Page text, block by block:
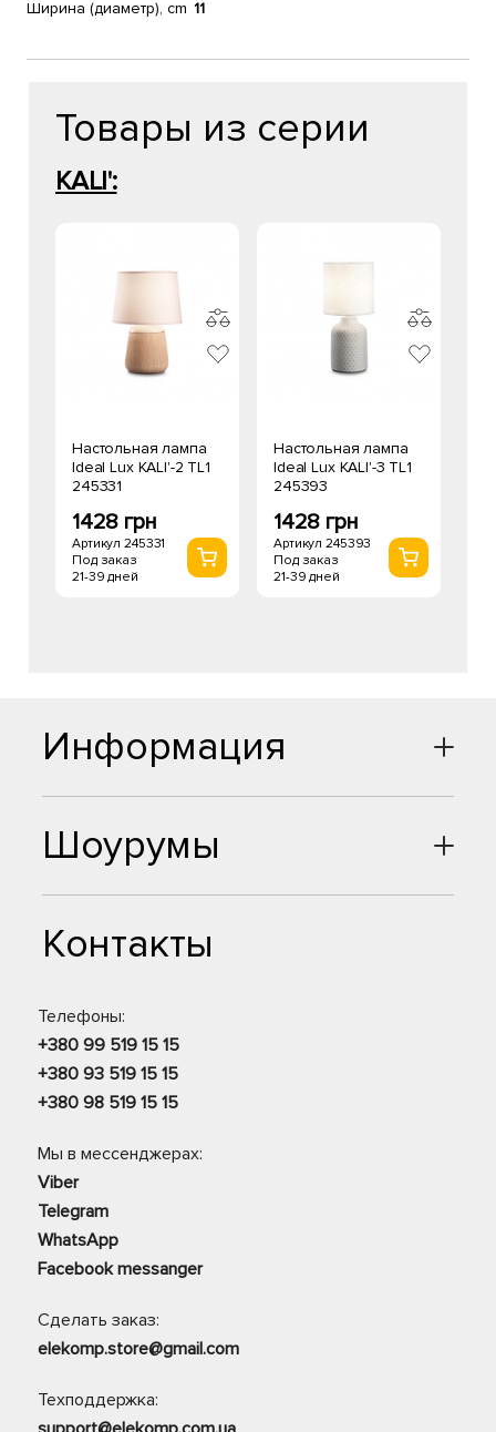
Ширина (диаметр), cm 11
Товары из серии
KALI':
Настольная лампа
Ideal Lux KALI'-2 TL1
245331
1428 грн
Артикул 245331
Под заказ
21-39 дней
Настольная лампа
Ideal Lux KALI'-3 TL1
245393
1428 грн
Артикул 245393
Под заказ
21-39 дней
Шоурумы
Контакты
Телефоны:
+380 99 519 15 15
+380 93 519 15 15
+380 98 519 15 15
Мы в мессенджерах:
Viber
Telegram
WhatsApp
Facebook messanger
Сделать заказ:
elekomp.store@gmail.com
Техподдержка:
Информация